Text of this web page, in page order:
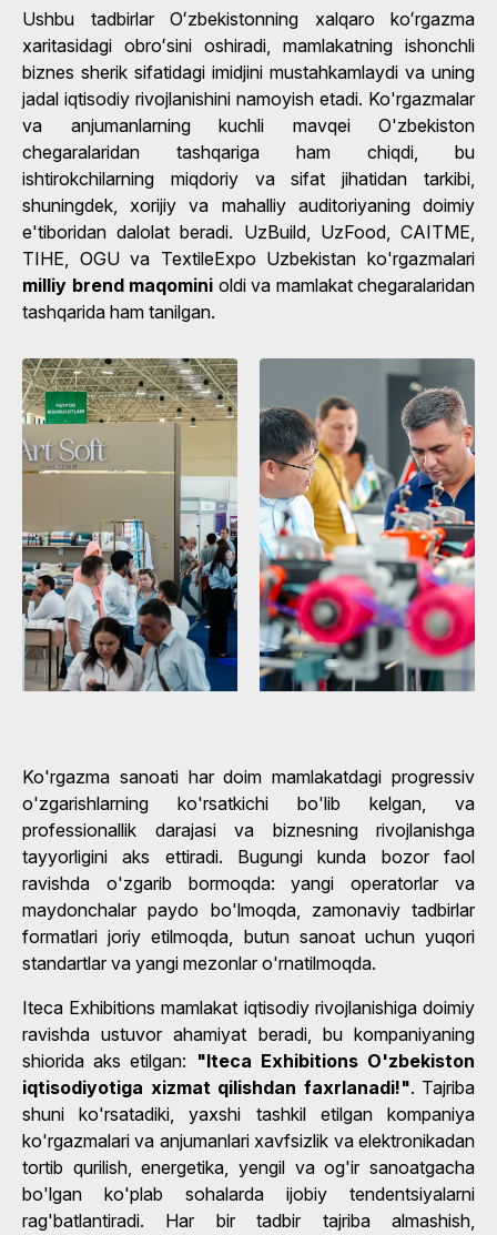
Ushbu tadbirlar Oʻzbekistonning xalqaro koʻrgazma
xaritasidagi obroʻsini oshiradi, mamlakatning ishonchli
biznes sherik sifatidagi imidjini mustahkamlaydi va uning
jadal iqtisodiy rivojlanishini namoyish etadi. Ko'rgazmalar
va anjumanlarning kuchli mavqei O'zbekiston
chegaralaridan tashqariga ham chiqdi, bu
ishtirokchilarning miqdoriy va sifat jihatidan tarkibi,
shuningdek, xorijiy va mahalliy auditoriyaning doimiy
e'tiboridan dalolat beradi. UzBuild, UzFood, CAITME,
TIHE, OGU va TextileExpo Uzbekistan ko'rgazmalari
milliy brend maqomini oldi va mamlakat chegaralaridan
tashqarida ham tanilgan.
Ko'rgazma sanoati har doim mamlakatdagi progressiv
o'zgarishlarning ko'rsatkichi bo'lib kelgan, va
professionallik darajasi va biznesning rivojlanishga
tayyorligini aks ettiradi. Bugungi kunda bozor faol
ravishda o'zgarib bormoqda: yangi operatorlar va
maydonchalar paydo bo'lmoqda, zamonaviy tadbirlar
formatlari joriy etilmoqda, butun sanoat uchun yuqori
standartlar va yangi mezonlar o'rnatilmoqda.
Iteca Exhibitions mamlakat iqtisodiy rivojlanishiga doimiy
ravishda ustuvor ahamiyat beradi, bu kompaniyaning
shiorida aks etilgan: "Iteca Exhibitions O'zbekiston
iqtisodiyotiga xizmat qilishdan faxrlanadi!". Tajriba
shuni ko'rsatadiki, yaxshi tashkil etilgan kompaniya
ko'rgazmalari va anjumanlari xavfsizlik va elektronikadan
tortib qurilish, energetika, yengil va og'ir sanoatgacha
bo'lgan ko'plab sohalarda ijobiy tendentsiyalarni
rag'batlantiradi. Har bir tadbir tajriba almashish,